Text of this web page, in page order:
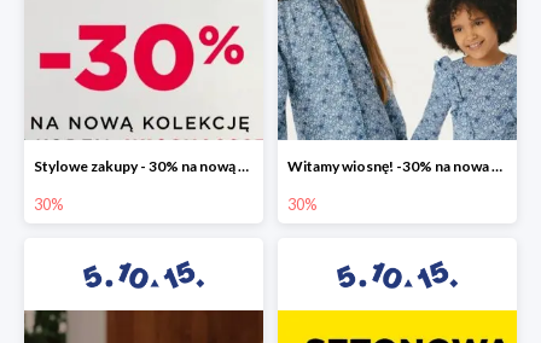
Stylowe zakupy - 30% na nową kolekcję
30%
Witamy wiosnę! -30% na nowa kolekcję
30%